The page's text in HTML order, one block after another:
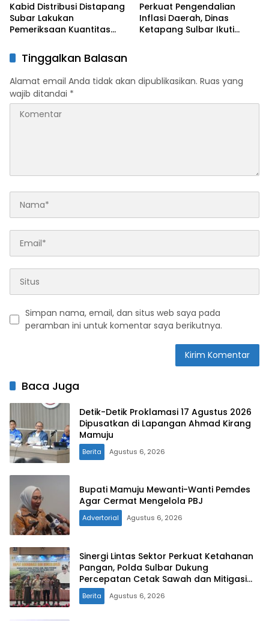
Kabid Distribusi Distapang
Subar Lakukan
Pemeriksaan Kuantitas
Pangan CPP
Perkuat Pengendalian
Inflasi Daerah, Dinas
Ketapang Sulbar Ikuti
Tinggalkan Balasan
Alamat email Anda tidak akan dipublikasikan. Ruas yang
wajib ditandai *
Simpan nama, email, dan situs web saya pada
peramban ini untuk komentar saya berikutnya.
Baca Juga
Detik-Detik Proklamasi 17 Agustus 2026
Dipusatkan di Lapangan Ahmad Kirang
Berita Agustus 6, 2026
Bupati Mamuju Mewanti-Wanti Pemdes
Agar Cermat Mengelola PBJ
Advertorial Agustus 6, 2026
Sinergi Lintas Sektor Perkuat Ketahanan
Pangan, Polda Sulbar Dukung
Percepatan Cetak Sawah dan Mitigasi
Kekeringan
Berita Agustus 6, 2026